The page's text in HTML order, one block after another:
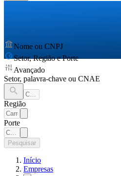
Nome ou CNPJ
Setor, Região e Porte
Avançado
Setor, palavra-chave ou CNAE
Região
Porte
Pesquisar
Início
Empresas